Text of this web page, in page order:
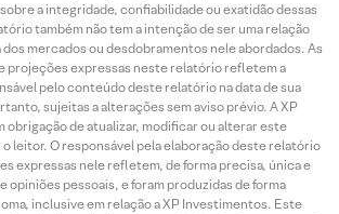
a integridade, confiabilidade ou exatidão dessas
também não tem a intenção de ser uma relação
mercados ou desdobramentos nele abordados. As
projeções expressas neste relatório refletem a
pelo conteúdo deste relatório na data de sua
sujeitas a alterações sem aviso prévio. A XP
obrigação de atualizar, modificar ou alterar este
leitor. O responsável pela elaboração deste relatório
expressas nele refletem, de forma precisa, única e
opiniões pessoais, e foram produzidas de forma
inclusive em relação a XP Investimentos. Este